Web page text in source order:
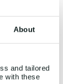
About
and tailored
with these
van
SMS,
blijft.